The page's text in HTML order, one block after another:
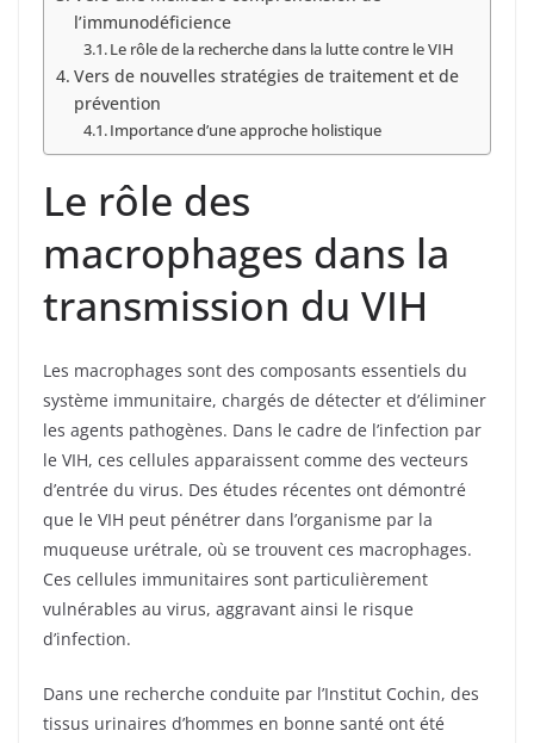
l’immunodéficience
Le rôle de la recherche dans la lutte contre le VIH
Vers de nouvelles stratégies de traitement et de
prévention
Importance d’une approche holistique
Le rôle des
macrophages dans la
transmission du VIH
Les macrophages sont des composants essentiels du
système immunitaire, chargés de détecter et d’éliminer
les agents pathogènes. Dans le cadre de l’infection par
le VIH, ces cellules apparaissent comme des vecteurs
d’entrée du virus. Des études récentes ont démontré
que le VIH peut pénétrer dans l’organisme par la
muqueuse urétrale, où se trouvent ces macrophages.
Ces cellules immunitaires sont particulièrement
vulnérables au virus, aggravant ainsi le risque
d’infection.
Dans une recherche conduite par l’Institut Cochin, des
tissus urinaires d’hommes en bonne santé ont été